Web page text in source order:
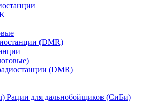
(DMR)
(DMR)
Рации для дальнобойщиков (СиБи)